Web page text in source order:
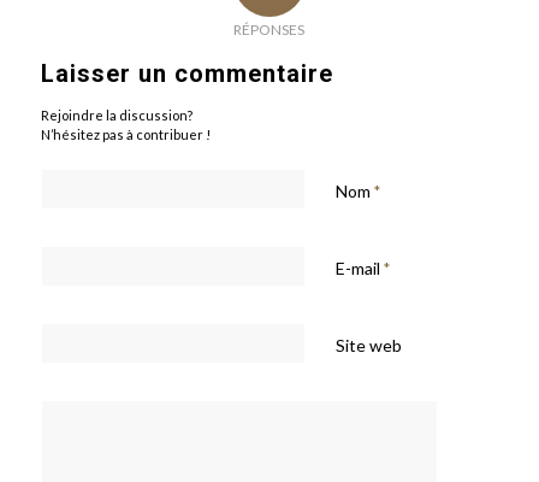
RÉPONSES
Laisser un commentaire
Rejoindre la discussion?
N’hésitez pas à contribuer !
Nom *
E-mail *
Site web